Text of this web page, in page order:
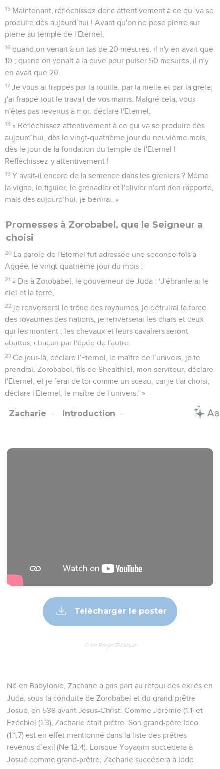
15 Maintenant, réfléchissez donc attentivement à ce qui va se
produire dès aujourd’hui ! Avant qu'on ne pose pierre sur
pierre au temple de l'Eternel,
16 quand on venait à un tas de 20 mesures, il n'y en avait que
10 ; quand on venait à la cuve pour puiser 50 mesures, il n'y
en avait que 20.
17 Je vous ai frappés par la rouille, par la nielle et par la grêle,
j'ai frappé tout le travail de vos mains. Malgré cela, vous
n'êtes pas revenus à moi, déclare l'Eternel.
18 » Réfléchissez attentivement à ce qui va se produire dès
aujourd’hui, dès le vingt-quatrième jour du neuvième mois,
dès le jour de la fondation du temple de l'Eternel !
Réfléchissez-y attentivement !
19 Y avait-il encore de la semence dans les greniers ? Même
la vigne, le figuier, le grenadier et l'olivier n'ont rien rapporté,
mais dès aujourd’hui, je bénirai. »
Promesses à Zorobabel, que le Seigneur a
choisi
20 La parole de l'Eternel fut adressée une seconde fois à
Aggée, le vingt-quatrième jour du mois :
21 « Dis à Zorobabel, le gouverneur de Juda : ‘J'ébranlerai le
ciel et la terre,
22 je renverserai le trône des royaumes, je détruirai la force
des royaumes des nations, je renverserai les chars et ceux
qui les montent ; les chevaux et leurs cavaliers seront
abattus, chacun par l'épée de l'autre.
23 Ce jour-là, déclare l'Eternel, le maître de l’univers, je te
prendrai, Zorobabel, fils de Shealthiel, mon serviteur, déclare
l'Eternel, et je ferai de toi comme un sceau, car je t'ai choisi,
déclare l'Eternel, le maître de l’univers.’ »
Zacharie Introduction
Télécharger le poster
© Le Projet Biblique
Né en Babylonie, Zacharie a pris part au retour des exilés en
Juda, sous la conduite de Zorobabel et du grand-prêtre
Josué, en 538 avant Jésus-Christ. Comme Jérémie (1.1) et
Ezéchiel (1.3), Zacharie était prêtre. Son grand-père Iddo
(1.1,7) est en effet mentionné dans la liste des prêtres
revenus d’exil (Ne 12.4). Lorsque Yoyaqim succédera à
Josué comme grand-prêtre, Zacharie succédera à Iddo